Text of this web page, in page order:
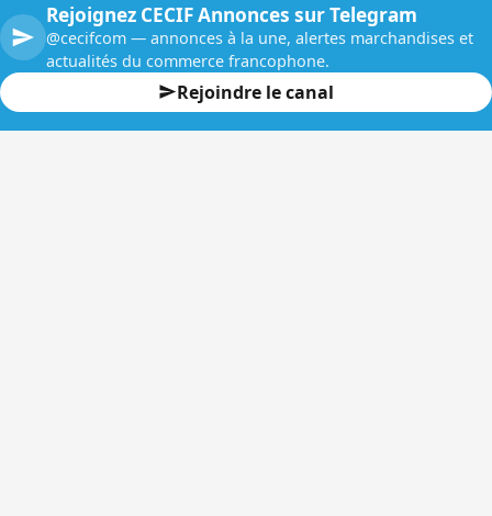
Rejoignez CECIF Annonces sur Telegram
@cecifcom — annonces à la une, alertes marchandises et
actualités du commerce francophone.
Rejoindre le canal